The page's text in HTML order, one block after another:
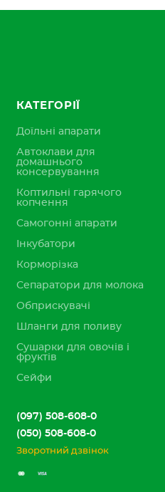
КАТЕГОРІЇ
Доїльні апарати
Автоклави для
домашнього
консервування
Коптильні гарячого
копчення
Самогонні апарати
Інкубатори
Корморізка
Сепаратори для молока
Обприскувачі
Шланги для поливу
Сушарки для овочів і
фруктів
Сейфи
(097) 508-608-0
(050) 508-608-0
Зворотний дзвінок